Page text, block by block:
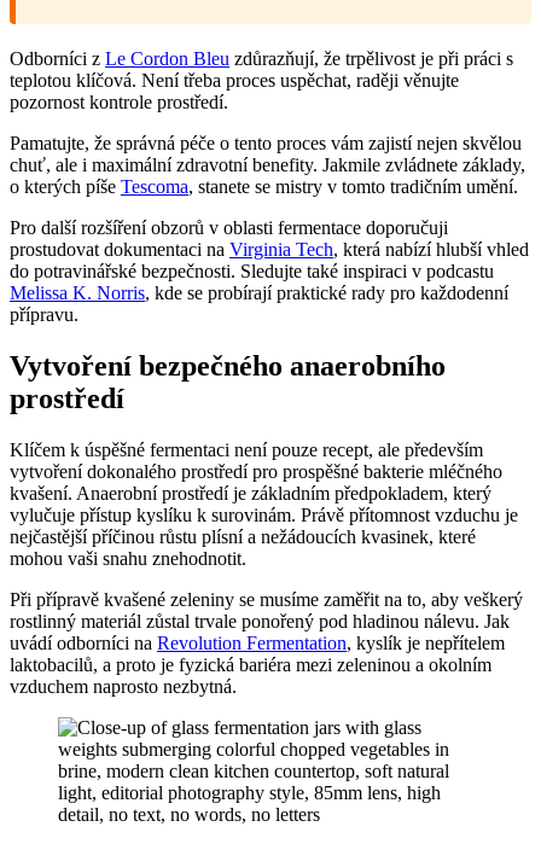
Odborníci z Le Cordon Bleu zdůrazňují, že trpělivost je při práci s
teplotou klíčová. Není třeba proces uspěchat, raději věnujte
pozornost kontrole prostředí.
Pamatujte, že správná péče o tento proces vám zajistí nejen skvělou
chuť, ale i maximální zdravotní benefity. Jakmile zvládnete základy,
o kterých píše Tescoma, stanete se mistry v tomto tradičním umění.
Pro další rozšíření obzorů v oblasti fermentace doporučuji
prostudovat dokumentaci na Virginia Tech, která nabízí hlubší vhled
do potravinářské bezpečnosti. Sledujte také inspiraci v podcastu
Melissa K. Norris, kde se probírají praktické rady pro každodenní
přípravu.
Vytvoření bezpečného anaerobního
prostředí
Klíčem k úspěšné fermentaci není pouze recept, ale především
vytvoření dokonalého prostředí pro prospěšné bakterie mléčného
kvašení. Anaerobní prostředí je základním předpokladem, který
vylučuje přístup kyslíku k surovinám. Právě přítomnost vzduchu je
nejčastější příčinou růstu plísní a nežádoucích kvasinek, které
mohou vaši snahu znehodnotit.
Při přípravě kvašené zeleniny se musíme zaměřit na to, aby veškerý
rostlinný materiál zůstal trvale ponořený pod hladinou nálevu. Jak
uvádí odborníci na Revolution Fermentation, kyslík je nepřítelem
laktobacilů, a proto je fyzická bariéra mezi zeleninou a okolním
vzduchem naprosto nezbytná.